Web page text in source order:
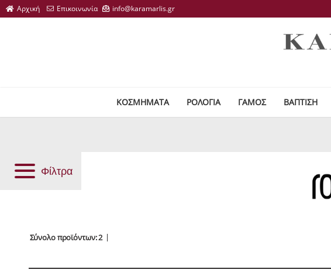
ΚΟΣΜΗΜΑΤΑ ΡΟΛΟΓΙΑ ΓΑΜΟΣ ΒΑΠΤΙΣΗ
Φίλτρα
Σύνολο προϊόντων: 2